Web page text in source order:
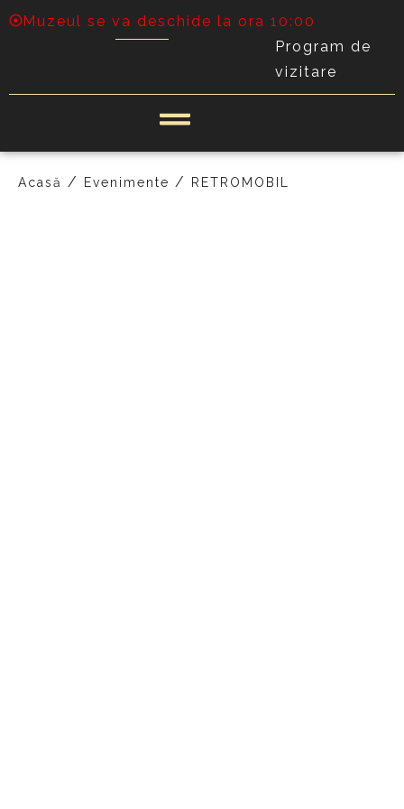
Muzeul se va deschide la ora 10:00
Program de
vizitare
Acasă / Evenimente / RETROMOBIL